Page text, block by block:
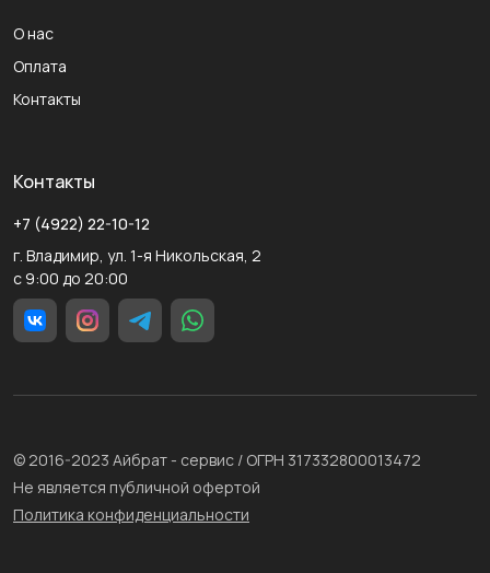
О нас
Оплата
Контакты
Контакты
+7 (4922) 22-10-12
г. Владимир, ул. 1-я Никольская, 2
с 9:00 до 20:00
© 2016-2023 Айбрат - сервис / ОГРН 317332800013472
Не является публичной офертой
Политика конфиденциальности